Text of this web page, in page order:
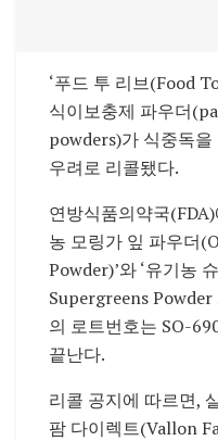
‘푸드 투 리브(Food
식이보충제 파우더
powders)가 식중독
우려로 리콜됐다.
연방식품의약국
농 모링가 잎 파우더
Powder)’와 ‘유기농
Supergreens Powder
의 로트번호는 SO-
끝난다.
리콜 공지에 따르면,
팜 다이렉트(Vallon